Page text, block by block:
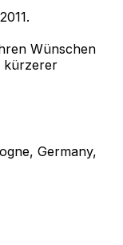
Wünschen
kürzerer
Germany,